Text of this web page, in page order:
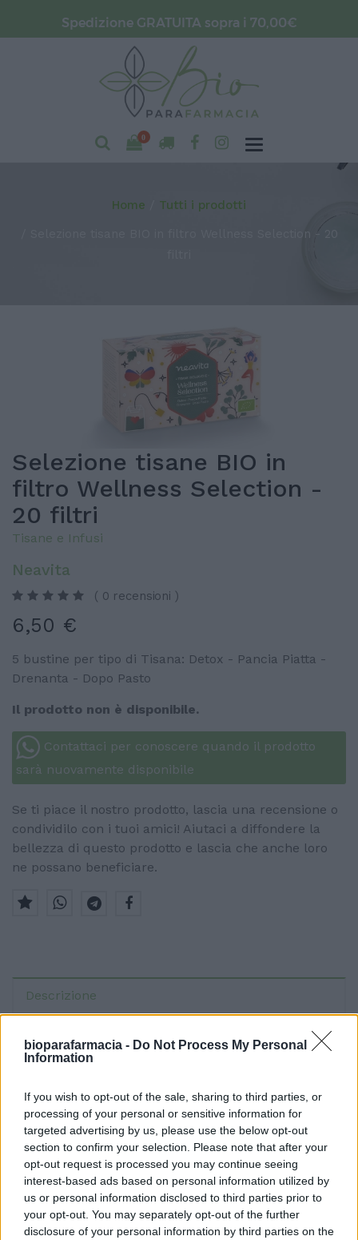
bioparafarmacia - Do Not Process My Personal
Information
If you wish to opt-out of the sale, sharing to third parties, or
processing of your personal or sensitive information for
targeted advertising by us, please use the below opt-out
section to confirm your selection. Please note that after your
opt-out request is processed you may continue seeing
interest-based ads based on personal information utilized by
us or personal information disclosed to third parties prior to
your opt-out. You may separately opt-out of the further
disclosure of your personal information by third parties on the
Spedizione GRATUITA sopra i 70,00€
0
Home
Tutti i prodotti
Selezione tisane BIO in filtro Wellness Selection - 20
Selezione tisane BIO in
filtro Wellness Selection -
20 filtri
Tisane e Infusi
Neavita
( 0 recensioni )
6,50 €
5 bustine per tipo di Tisana: Detox - Pancia Piatta -
Drenanta - Dopo Pasto
Il prodotto non è disponibile.
Contattaci per conoscere quando il prodotto
sarà nuovamente disponibile
Se ti piace il nostro prodotto, lascia una recensione o
condividilo con i tuoi amici! Aiutaci a diffondere la
bellezza di questo prodotto e lascia che anche loro
ne possano beneficiare.
Descrizione
Recensioni
Composizione
Contiene 5 bustine per tipo di Tisana Detox
(Betulla e Melissa), Tisana Pancia Piatta (Anice
Verde), Tisana Drenanta (Ortica), Tisana Dopo
Pasto (Finocchio).